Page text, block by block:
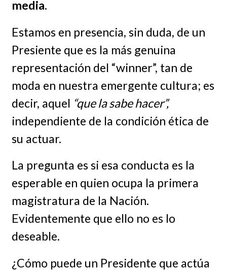
media.
Estamos en presencia, sin duda, de un
Presiente que es la más genuina
representación del “winner”, tan de
moda en nuestra emergente cultura; es
decir, aquel “que la sabe hacer”,
independiente de la condición ética de
su actuar.
La pregunta es si esa conducta es la
esperable en quien ocupa la primera
magistratura de la Nación.
Evidentemente que ello no es lo
deseable.
¿Cómo puede un Presidente que actúa